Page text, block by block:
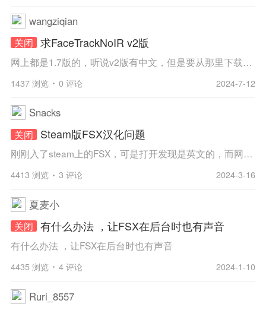
wangziqian
关闭 求FaceTrackNoIR v2版
网上都是1.7版的，听说v2版有中文，但是要从那里下载啊？
1437 浏览 0 评论 2024-7-12
Snacks
关闭 Steam版FSX汉化问题
刚刚入了steam上的FSX，可是打开发现是英文的，而网上的那种汉化包都仅支持和谐版，想问问各位大佬steam上的FSX怎么汉化？
4413 浏览 3 评论 2024-3-16
夏麦小
关闭 有什么办法 ，让FSX在后台时也有声音
有什么办法 ，让FSX在后台时也有声音
4435 浏览 4 评论 2024-1-10
Ruri_8557